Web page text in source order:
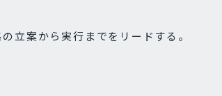
立案から実行までをリードする。